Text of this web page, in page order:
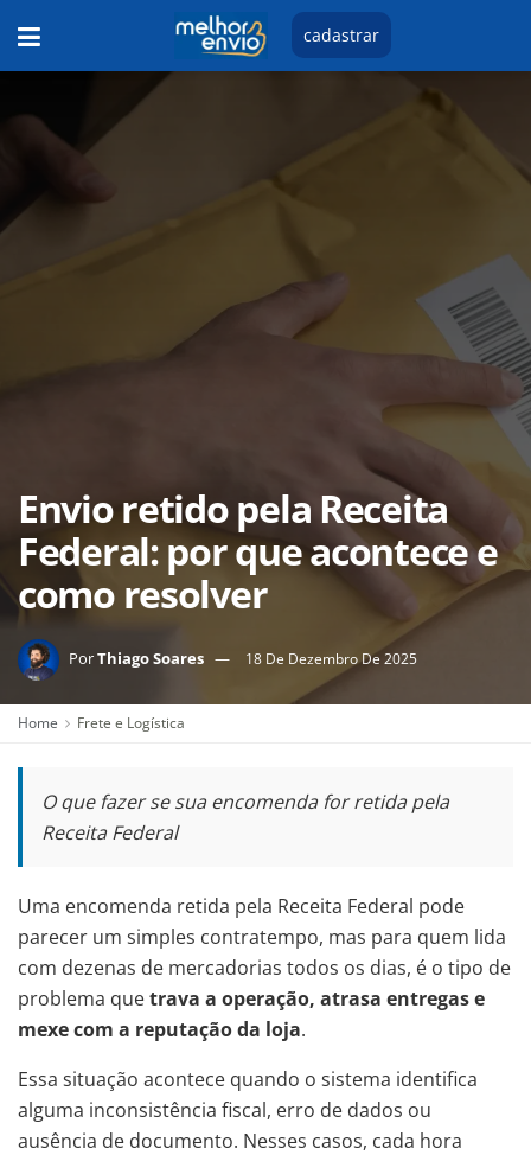
cadastrar
Envio retido pela Receita
Federal: por que acontece e
como resolver
PorThiago Soares 18 De Dezembro De 2025
Home Frete e Logística
O que fazer se sua encomenda for retida pela
Receita Federal
Uma encomenda retida pela Receita Federal pode
parecer um simples contratempo, mas para quem lida
com dezenas de mercadorias todos os dias, é o tipo de
problema quetrava a operação, atrasa entregas e
mexe com a reputação da loja.
Essa situação acontece quando o sistema identifica
alguma inconsistência fiscal, erro de dados ou
ausência de documento. Nesses casos, cada hora